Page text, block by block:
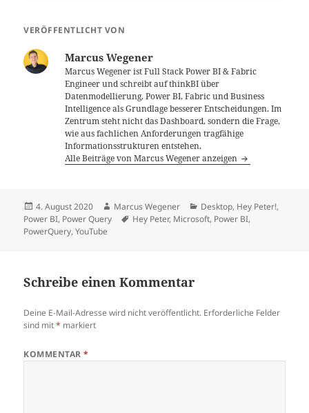
VERÖFFENTLICHT VON
Marcus Wegener
Marcus Wegener ist Full Stack Power BI & Fabric
Engineer und schreibt auf thinkBI über
Datenmodellierung, Power BI, Fabric und Business
Intelligence als Grundlage besserer Entscheidungen. Im
Zentrum steht nicht das Dashboard, sondern die Frage,
wie aus fachlichen Anforderungen tragfähige
Informationsstrukturen entstehen.
Alle Beiträge von Marcus Wegener anzeigen
Veröffentlicht
am
4. August 2020 Autor
Marcus Wegener Kategorien
Desktop, Hey Peter!,
Power BI, Power Query Schlagwörter
Hey Peter, Microsoft, Power BI,
PowerQuery,YouTube
Schreibe einen Kommentar
Deine E-Mail-Adresse wird nicht veröffentlicht. Erforderliche Felder
sind mit* markiert
KOMMENTAR*